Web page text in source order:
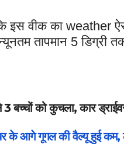
इस वीक का weather
तापमान 5 डिग्री
बच्चों को कुचला, कार
गूगल की वैल्यू हुई कम,